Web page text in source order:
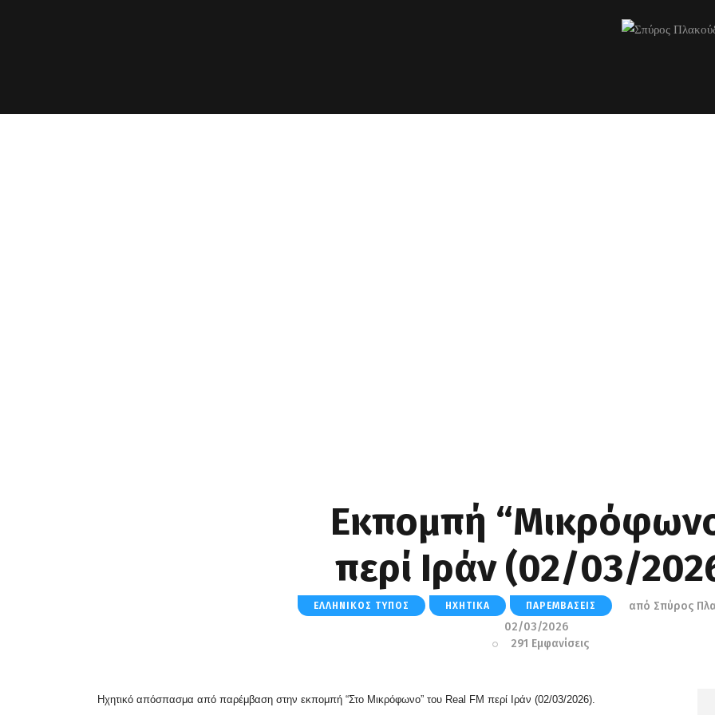
Εκπομπή
περί Ιράν (02/03/
ΕΛΛΗΝΙΚΌΣ ΤΎΠΟΣ ΗΧΗΤΙΚΆ ΠΑΡΕΜΒΆΣΕΙΣ από Σπύρος
02/03/2026
291 Εμφανίσεις
Ηχητικό απόσπασμα από παρέμβαση στην εκπομπή “Στο Μικρόφωνο” του Real FM περί Ιράν (02/03/2026).